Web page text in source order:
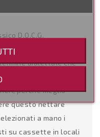
D.O.C.G.
dialettale che
grappolo dell'uva
perchè meglio
questo nettare
a mano i
su cassette in locali